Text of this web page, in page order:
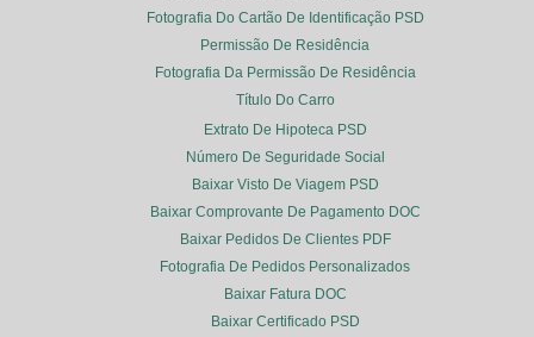
Fotografia Do Cartão De Identificação PSD
Permissão De Residência
Fotografia Da Permissão De Residência
Título Do Carro
Extrato De Hipoteca PSD
Número De Seguridade Social
Baixar Visto De Viagem PSD
Baixar Comprovante De Pagamento DOC
Baixar Pedidos De Clientes PDF
Fotografia De Pedidos Personalizados
Baixar Fatura DOC
Baixar Certificado PSD